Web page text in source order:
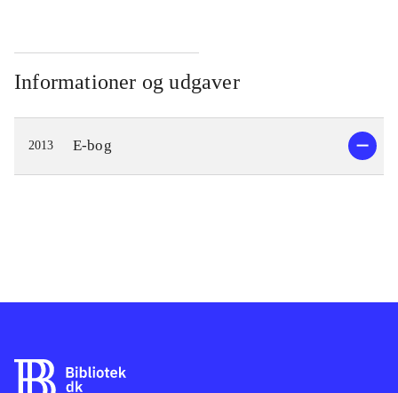
Informationer og udgaver
2013 E-bog